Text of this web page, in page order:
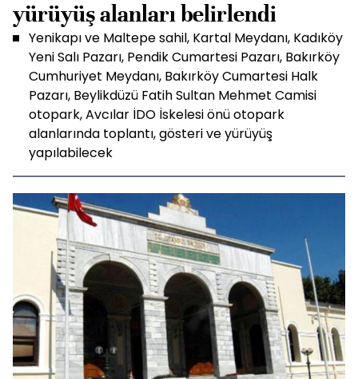
yürüyüş alanları belirlendi
Yenikapı ve Maltepe sahil, Kartal Meydanı, Kadıköy
Yeni Salı Pazarı, Pendik Cumartesi Pazarı, Bakırköy
Cumhuriyet Meydanı, Bakırköy Cumartesi Halk
Pazarı, Beylikdüzü Fatih Sultan Mehmet Camisi
otopark, Avcılar İDO İskelesi önü otopark
alanlarında toplantı, gösteri ve yürüyüş
yapılabilecek